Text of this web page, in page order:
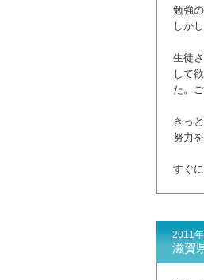
勉強
しか
生徒
して
た。
きっ
努力
すぐ
2011
滋賀